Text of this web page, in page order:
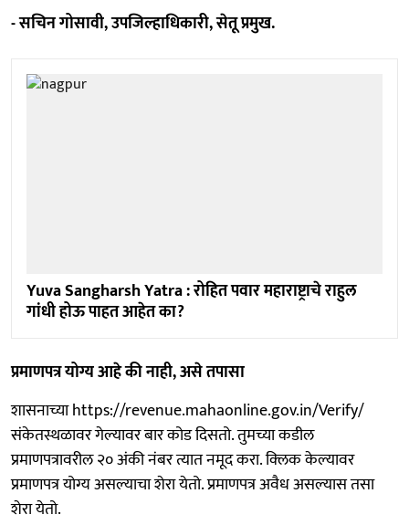
- सचिन गोसावी, उपजिल्हाधिकारी, सेतू प्रमुख.
Yuva Sangharsh Yatra : रोहित पवार महाराष्ट्राचे राहुल
गांधी होऊ पाहत आहेत का?
प्रमाणपत्र योग्य आहे की नाही, असे तपासा
शासनाच्या https://revenue.mahaonline.gov.in/Verify/
संकेतस्थळावर गेल्यावर बार कोड दिसतो. तुमच्या कडील
प्रमाणपत्रावरील २० अंकी नंबर त्यात नमूद करा. क्‍लिक केल्यावर
प्रमाणपत्र योग्य असल्याचा शेरा येतो. प्रमाणपत्र अवैध असल्यास तसा
शेरा येतो.